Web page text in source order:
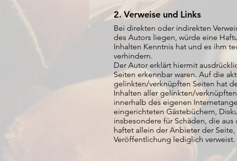
2. Verweise und Links
Bei direkten oder indirekten
des Autors liegen, würde eine
Inhalten Kenntnis hat und es ihm
verhindern.
Der Autor erklärt hiermit
Seiten erkennbar waren. Auf die
gelinkten/verknüpften Seiten hat
Inhalten aller gelinkten/
innerhalb des eigenen
eingerichteten Gästebüchern,
insbesondere für Schäden, die
haftet allein der Anbieter der
Veröffentlichung lediglich verweist.